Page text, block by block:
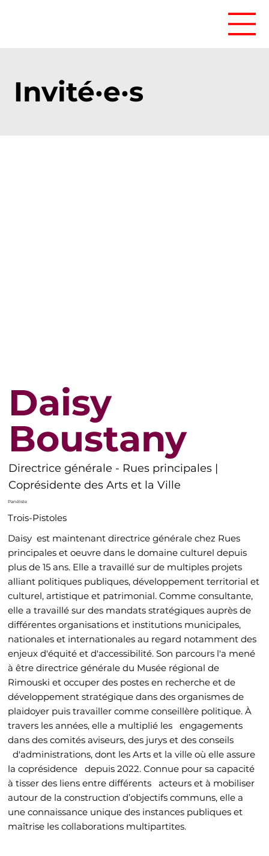
Invité·e·s
Daisy
Boustany
Directrice générale - Rues principales |
Coprésidente des Arts et la Ville
Panéliste
Trois-Pistoles
Daisy est maintenant directrice générale chez Rues
principales et oeuvre dans le domaine culturel depuis
plus de 15 ans. Elle a travaillé sur de multiples projets
alliant politiques publiques, développement territorial et
culturel, artistique et patrimonial. Comme consultante,
elle a travaillé sur des mandats stratégiques auprès de
différentes organisations et institutions municipales,
nationales et internationales au regard notamment des
enjeux d'équité et d'accessibilité. Son parcours l'a mené
à être directrice générale du Musée régional de
Rimouski et occuper des postes en recherche et de
développement stratégique dans des organismes de
plaidoyer puis travailler comme conseillère politique. À
travers les années, elle a multiplié les engagements
dans des comités aviseurs, des jurys et des conseils
d'administrations, dont les Arts et la ville où elle assure
la coprésidence depuis 2022. Connue pour sa capacité
à tisser des liens entre différents acteurs et à mobiliser
autour de la construction d’objectifs communs, elle a
une connaissance unique des instances publiques et
maîtrise les collaborations multipartites.